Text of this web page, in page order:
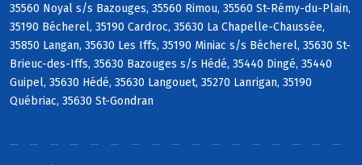
35560 Noyal s/s Bazouges, 35560 Rimou, 35560 St-Rémy-du-Plain,
35190 Bécherel, 35190 Cardroc, 35630 La Chapelle-Chaussée,
35850 Langan, 35630 Les Iffs, 35190 Miniac s/s Bécherel, 35630 St-
Brieuc-des-Iffs, 35630 Bazouges s/s Hédé, 35440 Dingé, 35440
Guipel, 35630 Hédé, 35630 Langouet, 35270 Lanrigan, 35190
Québriac, 35630 St-Gondran